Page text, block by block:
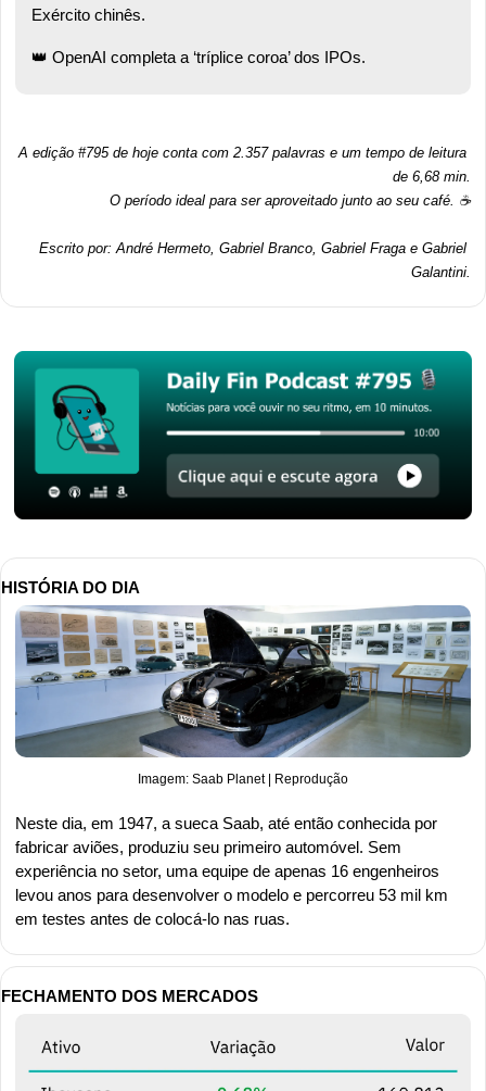
Exército chinês.
👑 OpenAI completa a ‘tríplice coroa’ dos IPOs.
A edição #795 de hoje conta com 2.357 palavras e um tempo de leitura
de 6,68 min.
O período ideal para ser aproveitado junto ao seu café. ☕
Escrito por: André Hermeto, Gabriel Branco, Gabriel Fraga e Gabriel
Galantini.
HISTÓRIA DO DIA
Imagem: Saab Planet | Reprodução
Neste dia, em 1947, a sueca Saab, até então conhecida por
fabricar aviões, produziu seu primeiro automóvel. Sem
experiência no setor, uma equipe de apenas 16 engenheiros
levou anos para desenvolver o modelo e percorreu 53 mil km
em testes antes de colocá-lo nas ruas.
FECHAMENTO DOS MERCADOS